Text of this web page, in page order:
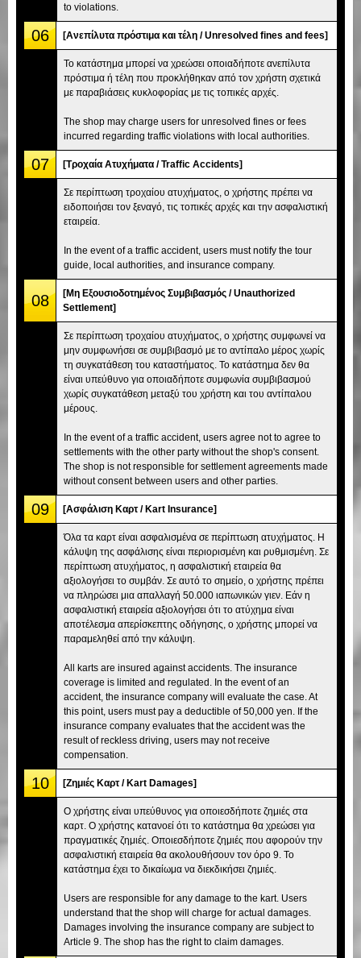
to violations.
06 [Ανεπίλυτα πρόστιμα και τέλη / Unresolved fines and fees]
Το κατάστημα μπορεί να χρεώσει οποιαδήποτε ανεπίλυτα
πρόστιμα ή τέλη που προκλήθηκαν από τον χρήστη σχετικά
με παραβιάσεις κυκλοφορίας με τις τοπικές αρχές.
The shop may charge users for unresolved fines or fees
incurred regarding traffic violations with local authorities.
07 [Τροχαία Ατυχήματα / Traffic Accidents]
Σε περίπτωση τροχαίου ατυχήματος, ο χρήστης πρέπει να
ειδοποιήσει τον ξεναγό, τις τοπικές αρχές και την ασφαλιστική
εταιρεία.
In the event of a traffic accident, users must notify the tour
guide, local authorities, and insurance company.
08
[Μη Εξουσιοδοτημένος Συμβιβασμός / Unauthorized
Settlement]
Σε περίπτωση τροχαίου ατυχήματος, ο χρήστης συμφωνεί να
μην συμφωνήσει σε συμβιβασμό με το αντίπαλο μέρος χωρίς
τη συγκατάθεση του καταστήματος. Το κατάστημα δεν θα
είναι υπεύθυνο για οποιαδήποτε συμφωνία συμβιβασμού
χωρίς συγκατάθεση μεταξύ του χρήστη και του αντίπαλου
μέρους.
In the event of a traffic accident, users agree not to agree to
settlements with the other party without the shop's consent.
The shop is not responsible for settlement agreements made
without consent between users and other parties.
09 [Ασφάλιση Καρτ / Kart Insurance]
Όλα τα καρτ είναι ασφαλισμένα σε περίπτωση ατυχήματος. Η
κάλυψη της ασφάλισης είναι περιορισμένη και ρυθμισμένη. Σε
περίπτωση ατυχήματος, η ασφαλιστική εταιρεία θα
αξιολογήσει το συμβάν. Σε αυτό το σημείο, ο χρήστης πρέπει
να πληρώσει μια απαλλαγή 50.000 ιαπωνικών γιεν. Εάν η
ασφαλιστική εταιρεία αξιολογήσει ότι το ατύχημα είναι
αποτέλεσμα απερίσκεπτης οδήγησης, ο χρήστης μπορεί να
παραμεληθεί από την κάλυψη.
All karts are insured against accidents. The insurance
coverage is limited and regulated. In the event of an
accident, the insurance company will evaluate the case. At
this point, users must pay a deductible of 50,000 yen. If the
insurance company evaluates that the accident was the
result of reckless driving, users may not receive
compensation.
10 [Ζημιές Καρτ / Kart Damages]
Ο χρήστης είναι υπεύθυνος για οποιεσδήποτε ζημιές στα
καρτ. Ο χρήστης κατανοεί ότι το κατάστημα θα χρεώσει για
πραγματικές ζημιές. Οποιεσδήποτε ζημιές που αφορούν την
ασφαλιστική εταιρεία θα ακολουθήσουν τον όρο 9. Το
κατάστημα έχει το δικαίωμα να διεκδικήσει ζημιές.
Users are responsible for any damage to the kart. Users
understand that the shop will charge for actual damages.
Damages involving the insurance company are subject to
Article 9. The shop has the right to claim damages.